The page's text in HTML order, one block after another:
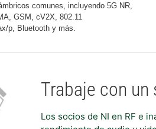
comunes, incluyendo 5G NR,
GSM, cV2X, 802.11
p, Bluetooth y más.
Trabaje con
Los socios de NI en RF e